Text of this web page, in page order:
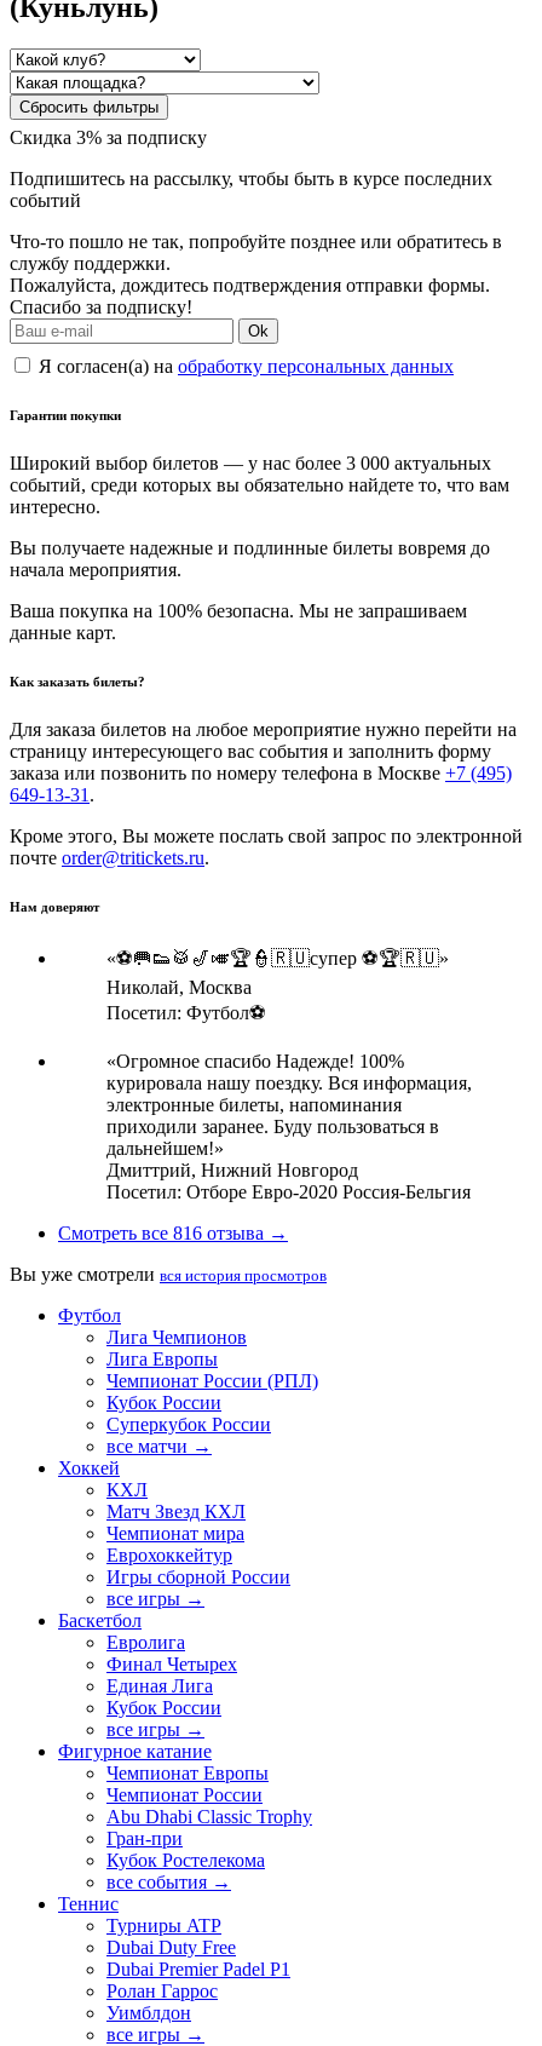
(Куньлунь)
Сбросить фильтры
Скидка 3% за подписку
Подпишитесь на рассылку, чтобы быть в курсе последних
событий
Что-то пошло не так, попробуйте позднее или обратитесь в
службу поддержки.
Пожалуйста, дождитесь подтверждения отправки формы.
Спасибо за подписку!
Ok
Я согласен(а) на обработку персональных данных
Гарантии покупки
Широкий выбор билетов — у нас более 3 000 актуальных
событий, среди которых вы обязательно найдете то, что вам
интересно.
Вы получаете надежные и подлинные билеты вовремя до
начала мероприятия.
Ваша покупка на 100% безопасна. Мы не запрашиваем
данные карт.
Как заказать билеты?
Для заказа билетов на любое мероприятие нужно перейти на
страницу интересующего вас события и заполнить форму
заказа или позвонить по номеру телефона в Москве +7 (495)
649-13-31 .
Кроме этого, Вы можете послать свой запрос по электронной
почте order@tritickets.ru.
Нам доверяют
«⚽🥅👟🥁🎷🎺🏆👮🇷🇺супер ⚽🏆🇷🇺»
Николай, Москва
Посетил: Футбол⚽
«Огромное спасибо Надежде! 100%
курировала нашу поездку. Вся информация,
электронные билеты, напоминания
приходили заранее. Буду пользоваться в
дальнейшем!»
Дмиттрий, Нижний Новгород
Посетил: Отборе Евро-2020 Россия-Бельгия
Смотреть все 816 отзыва →
Вы уже смотрели вся история просмотров
Футбол
Лига Чемпионов
Лига Европы
Чемпионат России (РПЛ)
Кубок России
Суперкубок России
все матчи →
Хоккей
КХЛ
Матч Звезд КХЛ
Чемпионат мира
Еврохоккейтур
Игры сборной России
все игры →
Баскетбол
Евролига
Финал Четырех
Единая Лига
Кубок России
все игры →
Фигурное катание
Чемпионат Европы
Чемпионат России
Abu Dhabi Classic Trophy
Гран-при
Кубок Ростелекома
все события →
Теннис
Турниры ATP
Dubai Duty Free
Dubai Premier Padel P1
Ролан Гаррос
Уимблдон
все игры →